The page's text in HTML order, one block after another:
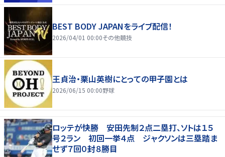
BEST BODY JAPANをライブ配信！
2026/04/01 00:00その他競技
王貞治・栗山英樹にとっての甲子園とは
2026/06/15 00:00野球
ロッテが快勝 安田先制２点二塁打、ソトは１５
号２ラン 初回一挙４点 ジャクソンは三塁踏ま
せず７回０封８勝目